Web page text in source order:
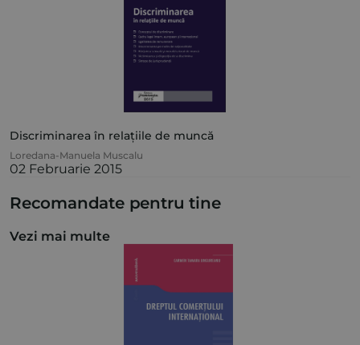
Discriminarea în relațiile de muncă
Loredana-Manuela Muscalu
02 Februarie 2015
Recomandate pentru tine
Vezi mai multe